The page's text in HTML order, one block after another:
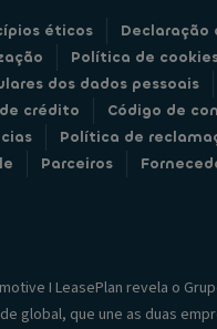
éticos
Declaração
Política de
dos dados pessoais
crédito
Código de
Política de
Parceiros
I LeasePlan revela o
global, que une as duas